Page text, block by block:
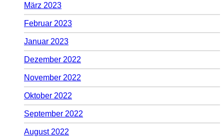
März 2023
Februar 2023
Januar 2023
Dezember 2022
November 2022
Oktober 2022
September 2022
August 2022